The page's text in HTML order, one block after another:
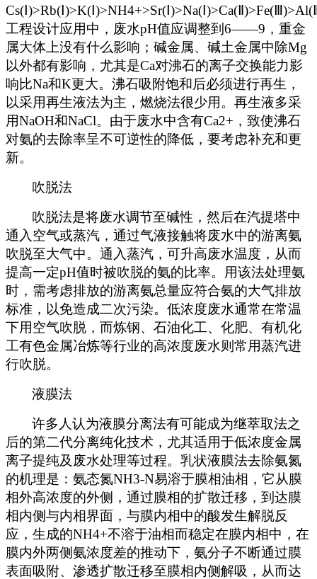
工程设计应用中，废水pH值应调整到6——9，重金
属大体上没有什么影响；碱金属、碱土金属中除Mg
以外都有影响，尤其是Ca对沸石的离子交换能力影
响比Na和K更大。沸石吸附饱和后必须进行再生，
以采用再生液法为主，燃烧法很少用。再生液多采
用NaOH和NaCl。由于废水中含有Ca2+，致使沸石
对氨的去除率呈不可逆性的降低，要考虑补充和更
新。
吹脱法
吹脱法是将废水调节至碱性，然后在汽提塔中
通入空气或蒸汽，通过气液接触将废水中的游离氨
吹脱至大气中。通入蒸汽，可升高废水温度，从而
提高一定pH值时被吹脱的氨的比率。用该法处理氨
时，需考虑排放的游离氨总量应符合氨的大气排放
标准，以免造成二次污染。低浓度废水通常在常温
下用空气吹脱，而炼钢、石油化工、化肥、有机化
工有色金属冶炼等行业的高浓度废水则常用蒸汽进
行吹脱。
液膜法
许多人认为液膜分离法有可能成为继萃取法之
后的第二代分离纯化技术，尤其适用于低浓度金属
离子提纯及废水处理等过程。乳状液膜法去除氨氮
的机理是：氨态氮NH3-N易溶于膜相油相，它从膜
相外高浓度的外侧，通过膜相的扩散迁移，到达膜
相内侧与内相界面，与膜内相中的酸发生解脱反
应，生成的NH4+不溶于油相而稳定在膜内相中，在
膜内外两侧氨浓度差的推动下，氨分子不断通过膜
表面吸附、渗透扩散迁移至膜相内侧解吸，从而达